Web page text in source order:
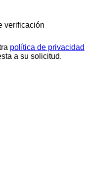
verificación
política de privacidad
a su solicitud.